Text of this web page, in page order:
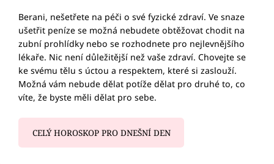
Berani, nešetřete na péči o své fyzické zdraví. Ve snaze
ušetřit peníze se možná nebudete obtěžovat chodit na
zubní prohlídky nebo se rozhodnete pro nejlevnějšího
lékaře. Nic není důležitější než vaše zdraví. Chovejte se
ke svému tělu s úctou a respektem, které si zaslouží.
Možná vám nebude dělat potíže dělat pro druhé to, co
víte, že byste měli dělat pro sebe.
CELÝ HOROSKOP PRO DNEŠNÍ DEN